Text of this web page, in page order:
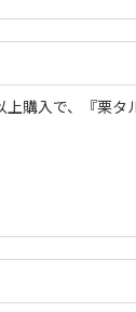
上購入で、『栗タ